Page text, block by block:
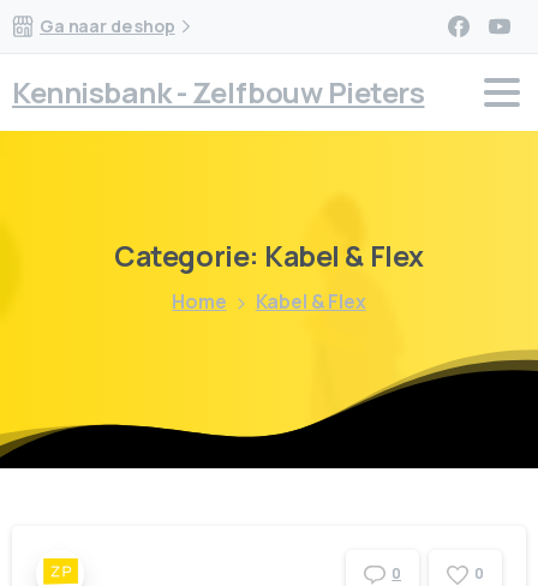
Ga naar de shop
Kennisbank - Zelfbouw Pieters
Categorie: Kabel & Flex
Home Kabel & Flex
0 0